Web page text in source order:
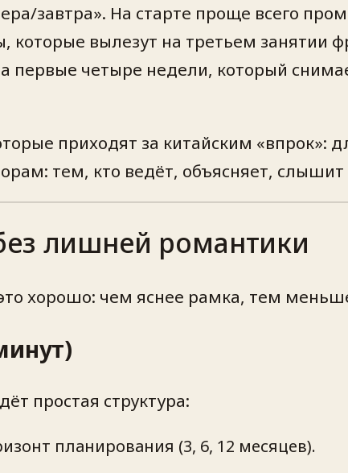
завтра». На старте проще всего
вылезут на третьем занятии
четыре недели, который
приходят за китайским «впрок»:
тем, кто ведёт, объясняет,
лишней романтики
хорошо: чем яснее рамка, тем
простая структура:
планирования (3, 6, 12 месяцев).